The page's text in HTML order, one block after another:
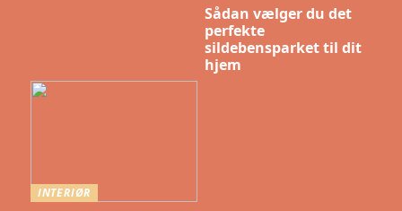
Sådan vælger du det
perfekte
sildebensparket til dit
hjem
INTERIØR